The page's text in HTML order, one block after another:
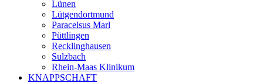
Lünen
Lütgendortmund
Paracelsus Marl
Püttlingen
Recklinghausen
Sulzbach
Rhein-Maas Klinikum
KNAPPSCHAFT